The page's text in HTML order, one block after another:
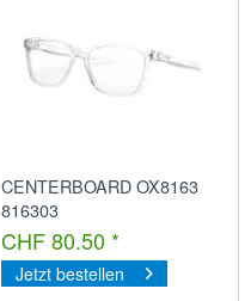
CENTERBOARD OX8163
816303
CHF 80.50 *
Jetzt bestellen